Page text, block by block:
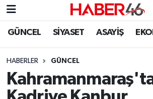
GÜNCEL SİYASET ASAYİŞ
HABERLER GÜNCEL
GÜNCEL
SİYASET
EKONOMİ
Nöbetçi Eczaneler
Hava Durumu
Kahramanmaraş Namaz